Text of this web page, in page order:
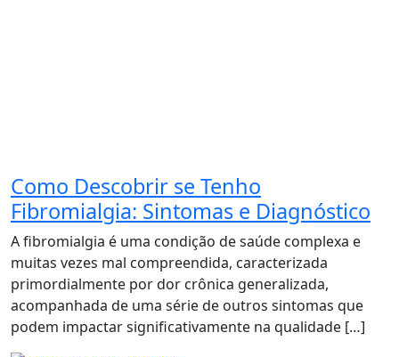
Como Descobrir se Tenho
Fibromialgia: Sintomas e Diagnóstico
A fibromialgia é uma condição de saúde complexa e
muitas vezes mal compreendida, caracterizada
primordialmente por dor crônica generalizada,
acompanhada de uma série de outros sintomas que
podem impactar significativamente na qualidade […]